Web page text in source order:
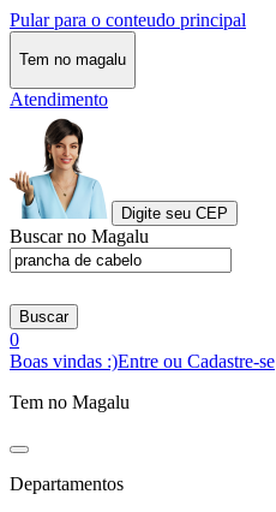
Pular para o conteudo principal
Tem no magalu
Atendimento
Digite seu CEP
Buscar no Magalu
Buscar
0
Boas vindas :)Entre ou Cadastre-se
Tem no Magalu
Departamentos